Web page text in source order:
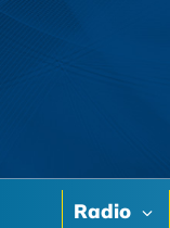
Radio